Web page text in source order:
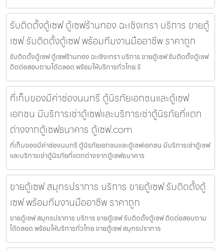
รับติดตั้งตู้เซฟ ตู้เซฟร้านทอง ฉะเชิงเทรา บริการ ขายตู้
เซฟ รับติดตั้งตู้เซฟ พร้อมทีมงานมืออาชีพ ราคาถูก
รับติดตั้งตู้เซฟ ตู้เซฟร้านทอง ฉะเชิงเทรา บริการ ขายตู้เซฟ รับติดตั้งตู้เซฟ
ติดต่อสอบถามได้ตลอด พร้อมให้บริการทั่วไทย รั
ที่เก็บของมีค่าช่องนนทรี ตู้นิรภัยเอกชนและตู้เซฟ
เอกชน มีบริการเช่าตู้เซฟและบริการเช่าตู้นิรภัยที่แตก
ต่างจากตู้เซฟธนาคาร ตู้เซฟ.com
ที่เก็บของมีค่าช่องนนทรี ตู้นิรภัยเอกชนและตู้เซฟเอกชน มีบริการเช่าตู้เซฟ
และบริการเช่าตู้นิรภัยที่แตกต่างจากตู้เซฟธนาคาร
ขายตู้เซฟ สมุทรปราการ บริการ ขายตู้เซฟ รับติดตั้งตู้
เซฟ พร้อมทีมงานมืออาชีพ ราคาถูก
ขายตู้เซฟ สมุทรปราการ บริการ ขายตู้เซฟ รับติดตั้งตู้เซฟ ติดต่อสอบถาม
ได้ตลอด พร้อมให้บริการทั่วไทย ขายตู้เซฟ สมุทรปราการ